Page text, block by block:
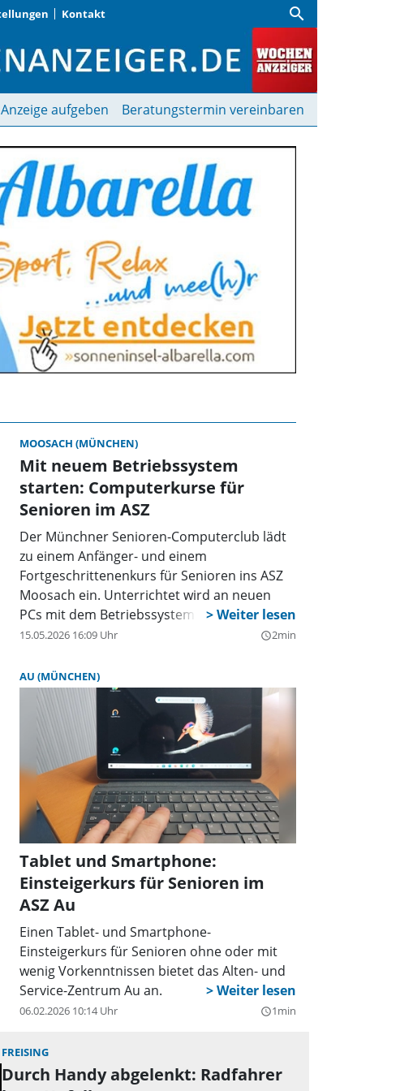
Kontakt search
Anzeige aufgeben Beratungstermin vereinbaren
MOOSACH (MÜNCHEN)
Mit neuem Betriebssystem
starten: Computerkurse für
Senioren im ASZ
Der Münchner Senioren-Computerclub lädt
zu einem Anfänger- und einem
Fortgeschrittenenkurs für Senioren ins ASZ
Moosach ein. Unterrichtet wird an neuen
PCs mit dem Betriebssystem Windows 11.
15.05.2026 16:09 Uhr query_builder2min
AU (MÜNCHEN)
Tablet und Smartphone:
Einsteigerkurs für Senioren im
ASZ Au
Einen Tablet- und Smartphone-
Einsteigerkurs für Senioren ohne oder mit
wenig Vorkenntnissen bietet das Alten- und
Service-Zentrum Au an.
06.02.2026 10:14 Uhr query_builder1min
FREISING
Durch Handy abgelenkt: Radfahrer